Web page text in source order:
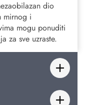
dio
mirnog i
mogu ponuditi
za sve uzraste.